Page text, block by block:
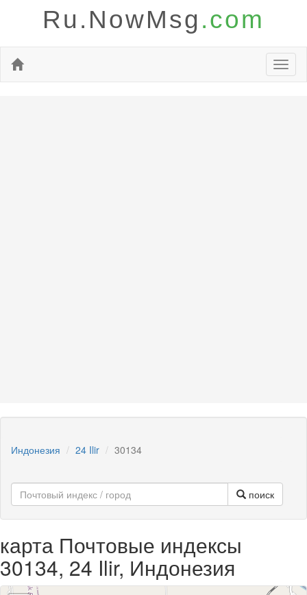
Ru.NowMsg.com
Индонезия 24 Ilir 30134
поиск
карта Почтовые индексы
30134, 24 Ilir, Индонезия